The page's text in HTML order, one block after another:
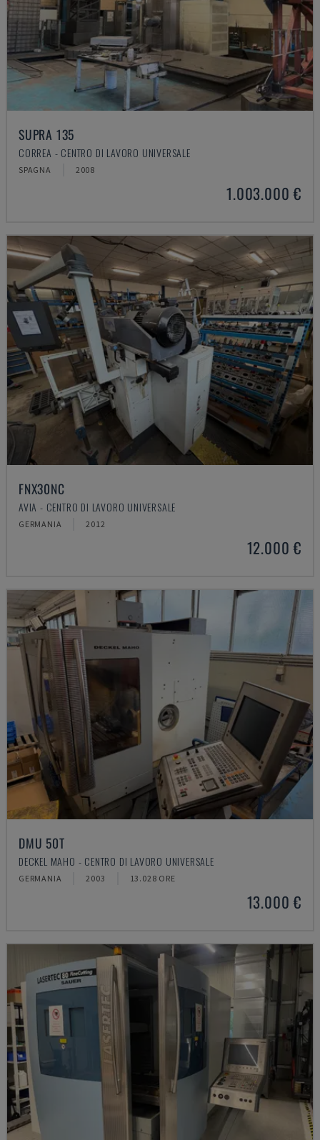
SUPRA 135
CORREA - CENTRO DI LAVORO UNIVERSALE
SPAGNA 2008
1.003.000 €
FNX30NC
AVIA - CENTRO DI LAVORO UNIVERSALE
GERMANIA 2012
12.000 €
DMU 50T
DECKEL MAHO - CENTRO DI LAVORO UNIVERSALE
GERMANIA 2003 13.028 ORE
13.000 €